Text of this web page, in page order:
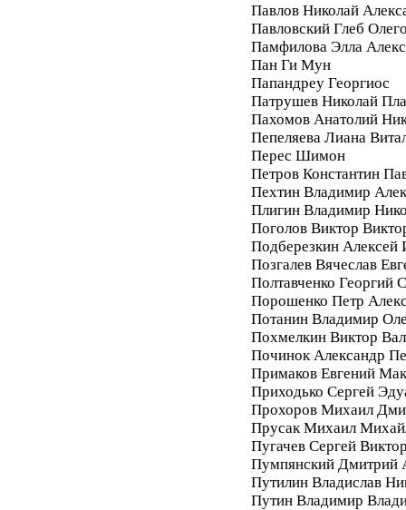
Павлов Николай
Павловский Глеб
Памфилова Элла
Пан Ги Мун
Папандреу Георгиос
Патрушев Николай
Пахомов Анатолий
Пепеляева Лиана
Перес Шимон
Петров Константин
Пехтин Владимир
Плигин Владимир
Поголов Виктор
Подберезкин Алексей
Позгалев Вячеслав
Полтавченко Георгий
Порошенко Петр
Потанин Владимир
Похмелкин Виктор
Починок Александр
Примаков Евгений
Приходько Сергей
Прохоров Михаил
Прусак Михаил
Пугачев Сергей
Пумпянский Дмитрий
Путилин Владислав
Путин Владимир